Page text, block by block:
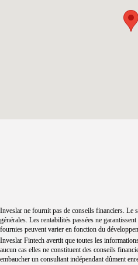
Inveslar ne fournit pas de conseils financiers. Le
générales. Les rentabilités passées ne
fournies peuvent varier en fonction du
Inveslar Fintech avertit que toutes les
aucun cas elles ne constituent des conseils
embaucher un consultant indépendant dûment